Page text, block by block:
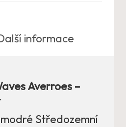
informace
Averroes –
Středozemní